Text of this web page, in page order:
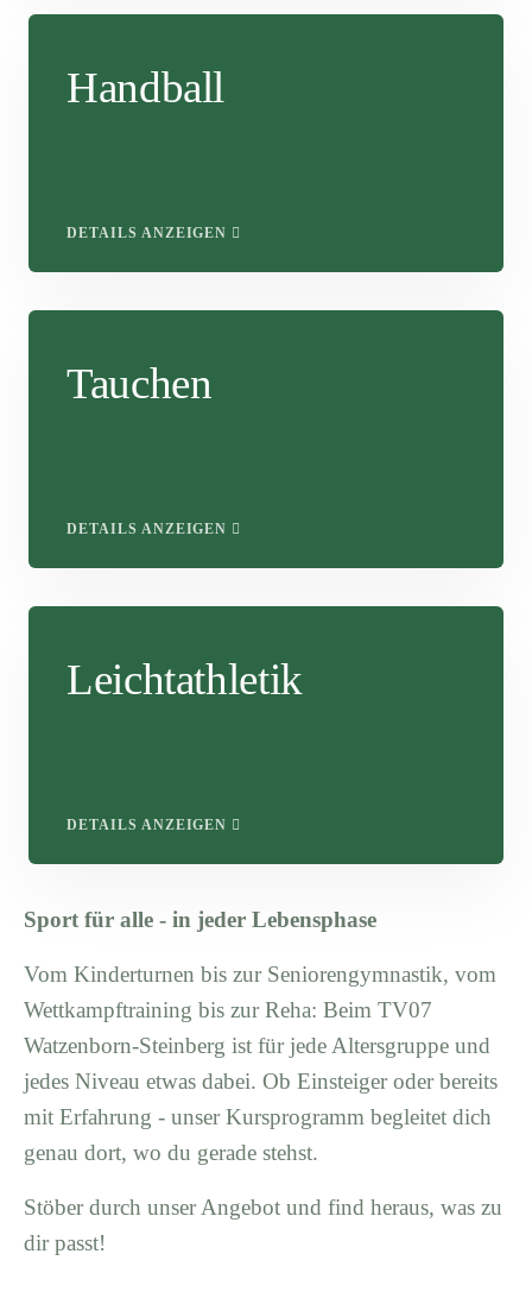
Handball
DETAILS ANZEIGEN
Tauchen
DETAILS ANZEIGEN
Leichtathletik
DETAILS ANZEIGEN
Sport für alle - in jeder Lebensphase
Vom Kinderturnen bis zur Seniorengymnastik, vom
Wettkampftraining bis zur Reha: Beim TV07
Watzenborn-Steinberg ist für jede Altersgruppe und
jedes Niveau etwas dabei. Ob Einsteiger oder bereits
mit Erfahrung - unser Kursprogramm begleitet dich
genau dort, wo du gerade stehst.
Stöber durch unser Angebot und find heraus, was zu
dir passt!